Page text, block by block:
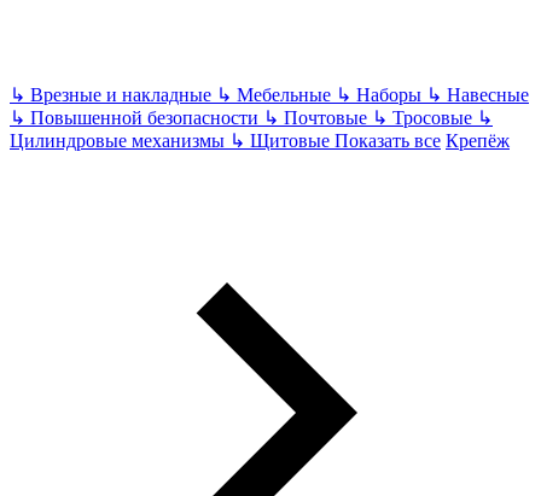
↳ Врезные и накладные ↳ Мебельные ↳ Наборы ↳ Навесные
↳ Повышенной безопасности ↳ Почтовые ↳ Тросовые ↳
Цилиндровые механизмы ↳ Щитовые Показать все Крепёж